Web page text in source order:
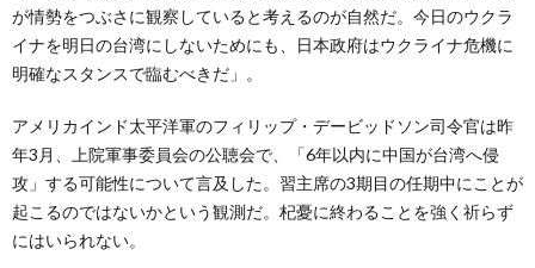
が情勢をつぶさに観察していると考えるのが自然だ。今日のウクラ
イナを明日の台湾にしないためにも、日本政府はウクライナ危機に
明確なスタンスで臨むべきだ」。
アメリカインド太平洋軍のフィリップ・デービッドソン司令官は昨
年3月、上院軍事委員会の公聴会で、「6年以内に中国が台湾へ侵
攻」する可能性について言及した。習主席の3期目の任期中にことが
起こるのではないかという観測だ。杞憂に終わることを強く祈らず
にはいられない。